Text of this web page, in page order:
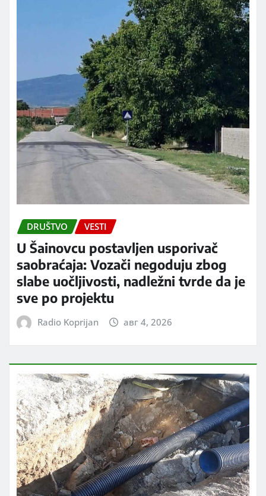
DRUŠTVO VESTI
U Šainovcu postavljen usporivač
saobraćaja: Vozači negoduju zbog
slabe uočljivosti, nadležni tvrde da je
sve po projektu
Radio Koprijan авг 4, 2026